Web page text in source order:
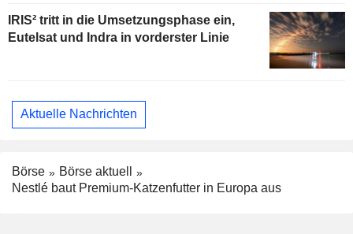
IRIS² tritt in die Umsetzungsphase ein,
Eutelsat und Indra in vorderster Linie
Aktuelle Nachrichten
Börse
Börse aktuell
Nestlé baut Premium-Katzenfutter in Europa aus